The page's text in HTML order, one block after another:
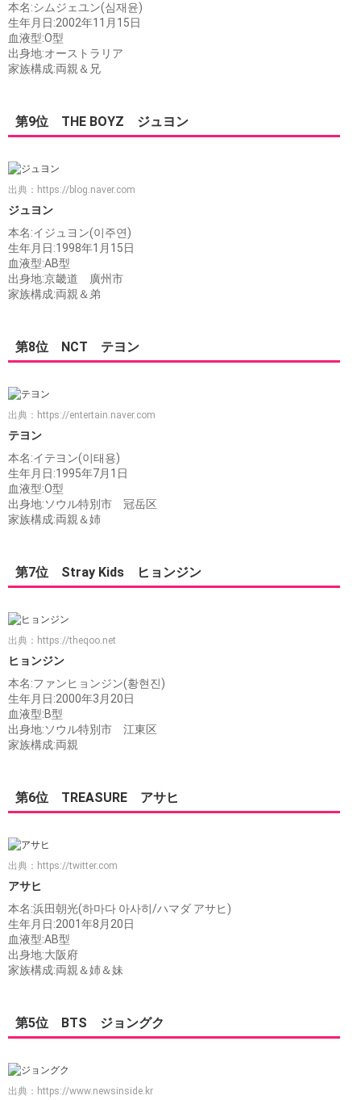
本名:シムジェユン(심재윤)
生年月日:2002年11月15日
血液型:O型
出身地:オーストラリア
家族構成:両親＆兄
第9位 THE BOYZ ジュヨン
出典： https://blog.naver.com
ジュヨン
本名:イジュヨン(이주연)
生年月日:1998年1月15日
血液型:AB型
出身地:京畿道 廣州市
家族構成:両親＆弟
第8位 NCT テヨン
出典： https://entertain.naver.com
テヨン
本名:イテヨン(이태용)
生年月日:1995年7月1日
血液型:O型
出身地:ソウル特別市 冠岳区
家族構成:両親＆姉
第7位 Stray Kids ヒョンジン
出典： https://theqoo.net
ヒョンジン
本名:ファンヒョンジン(황현진)
生年月日:2000年3月20日
血液型:B型
出身地:ソウル特別市 江東区
家族構成:両親
第6位 TREASURE アサヒ
出典： https://twitter.com
アサヒ
本名:浜田朝光(하마다 아사히/ハマダ アサヒ)
生年月日:2001年8月20日
血液型:AB型
出身地:大阪府
家族構成:両親＆姉＆妹
第5位 BTS ジョングク
出典： https://www.newsinside.kr